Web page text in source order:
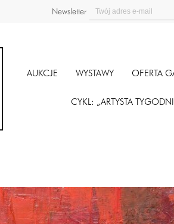
Newsletter
AUKCJE WYSTAWY OFERTA
CYKL: „ARTYSTA